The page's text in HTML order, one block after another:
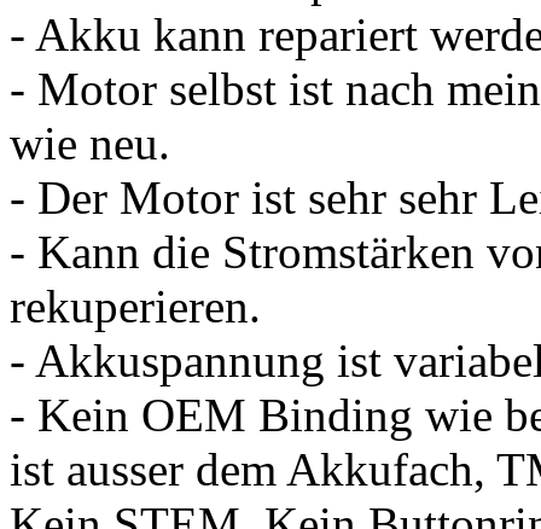
- Akku kann repariert
- Motor selbst ist nach
wie neu.
- Der Motor ist sehr sehr
- Kann die Stromstärken
rekuperieren.
- Akkuspannung ist
- Kein OEM Binding wie
ist ausser dem Akkufach,